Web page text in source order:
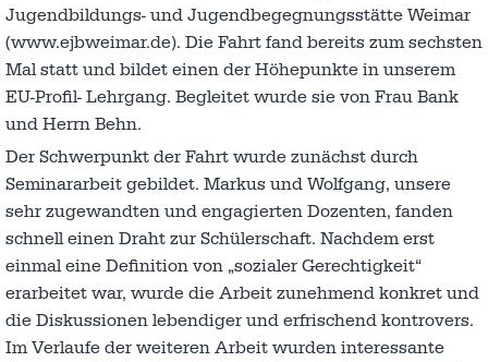
Jugendbildungs- und Jugendbegegnungsstätte Weimar
(www.ejbweimar.de). Die Fahrt fand bereits zum sechsten
Mal statt und bildet einen der Höhepunkte in unserem
EU-Profil- Lehrgang. Begleitet wurde sie von Frau Bank
und Herrn Behn.
Der Schwerpunkt der Fahrt wurde zunächst durch
Seminararbeit gebildet. Markus und Wolfgang, unsere
sehr zugewandten und engagierten Dozenten, fanden
schnell einen Draht zur Schülerschaft. Nachdem erst
einmal eine Definition von „sozialer Gerechtigkeit“
erarbeitet war, wurde die Arbeit zunehmend konkret und
die Diskussionen lebendiger und erfrischend kontrovers.
Im Verlaufe der weiteren Arbeit wurden interessante